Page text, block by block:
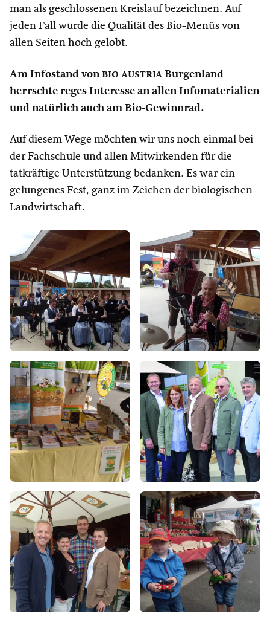
man als geschlossenen Kreislauf bezeichnen. Auf
jeden Fall wurde die Qualität des Bio-Menüs von
allen Seiten hoch gelobt.
Am Infostand von bio austria Burgenland
herrschte reges Interesse an allen Infomaterialien
und natürlich auch am Bio-Gewinnrad.
Auf diesem Wege möchten wir uns noch einmal bei
der Fachschule und allen Mitwirkenden für die
tatkräftige Unterstützung bedanken. Es war ein
gelungenes Fest, ganz im Zeichen der biologischen
Landwirtschaft.